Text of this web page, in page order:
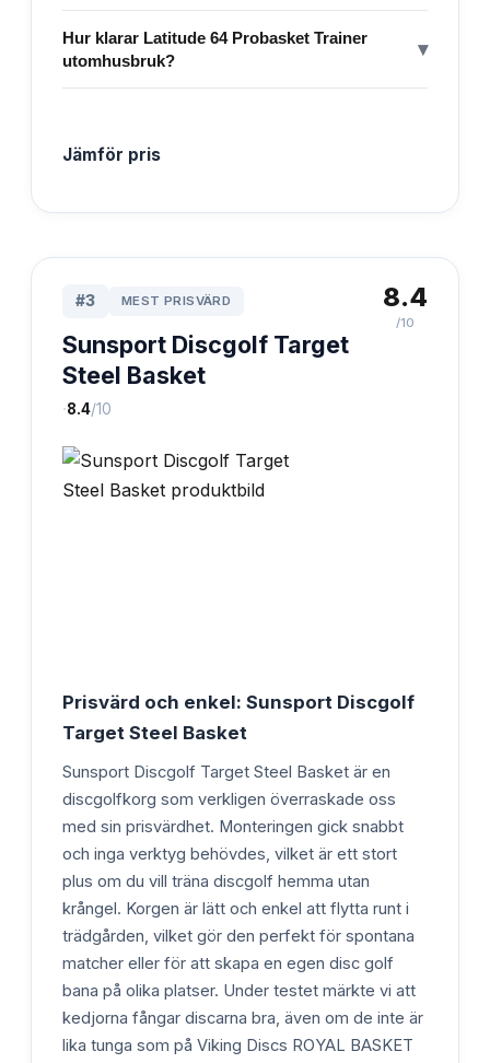
Hur klarar Latitude 64 Probasket Trainer
utomhusbruk?
▾
Jämför pris
#3 MEST PRISVÄRD
Sunsport Discgolf Target
Steel Basket
·8.4/10
8.4
/10
Prisvärd och enkel: Sunsport Discgolf
Target Steel Basket
Sunsport Discgolf Target Steel Basket är en
discgolfkorg som verkligen överraskade oss
med sin prisvärdhet. Monteringen gick snabbt
och inga verktyg behövdes, vilket är ett stort
plus om du vill träna discgolf hemma utan
krångel. Korgen är lätt och enkel att flytta runt i
trädgården, vilket gör den perfekt för spontana
matcher eller för att skapa en egen disc golf
bana på olika platser. Under testet märkte vi att
kedjorna fångar discarna bra, även om de inte är
lika tunga som på Viking Discs ROYAL BASKET